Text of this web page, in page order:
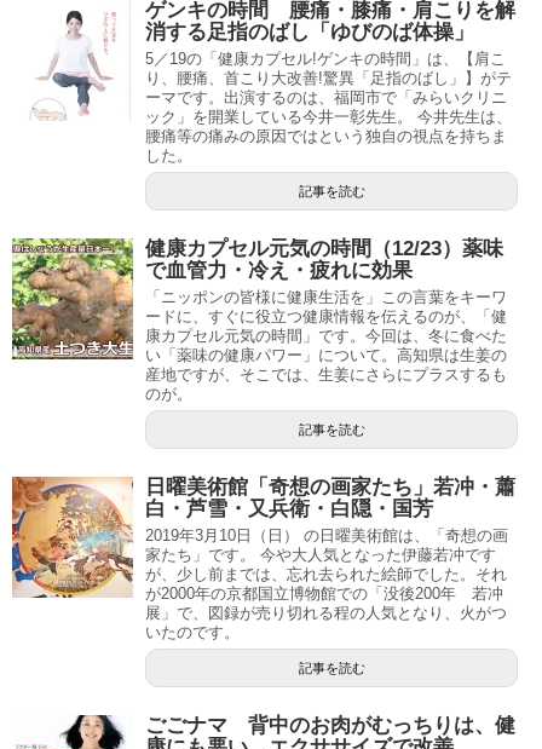
ゲンキの時間 腰痛・膝痛・肩こりを解
消する足指のばし「ゆびのば体操」
5／19の「健康カプセル!ゲンキの時間」は、【肩こ
り、腰痛、首こり大改善!驚異「足指のばし」】がテ
ーマです。出演するのは、福岡市で「みらいクリニ
ック」を開業している今井一彰先生。 今井先生は、
腰痛等の痛みの原因ではという独自の視点を持ちま
した。
記事を読む
健康カプセル元気の時間（12/23）薬味
で血管力・冷え・疲れに効果
「ニッポンの皆様に健康生活を」この言葉をキーワ
ードに、すぐに役立つ健康情報を伝えるのが、「健
康カプセル元気の時間」です。今回は、冬に食べた
い「薬味の健康パワー」について。高知県は生姜の
産地ですが、そこでは、生姜にさらにプラスするも
のが。
記事を読む
日曜美術館「奇想の画家たち」若冲・蕭
白・芦雪・又兵衛・白隠・国芳
2019年3月10日（日） の日曜美術館は、「奇想の画
家たち」です。 今や大人気となった伊藤若冲です
が、少し前までは、忘れ去られた絵師でした。それ
が2000年の京都国立博物館での「没後200年 若冲
展」で、図録が売り切れる程の人気となり、火がつ
いたのです。
記事を読む
ごごナマ 背中のお肉がむっちりは、健